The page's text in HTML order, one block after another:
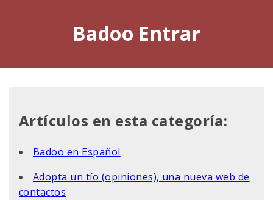
Badoo Entrar
Artículos en esta categoría:
Badoo en Español
Adopta un tío (opiniones), una nueva web de
contactos